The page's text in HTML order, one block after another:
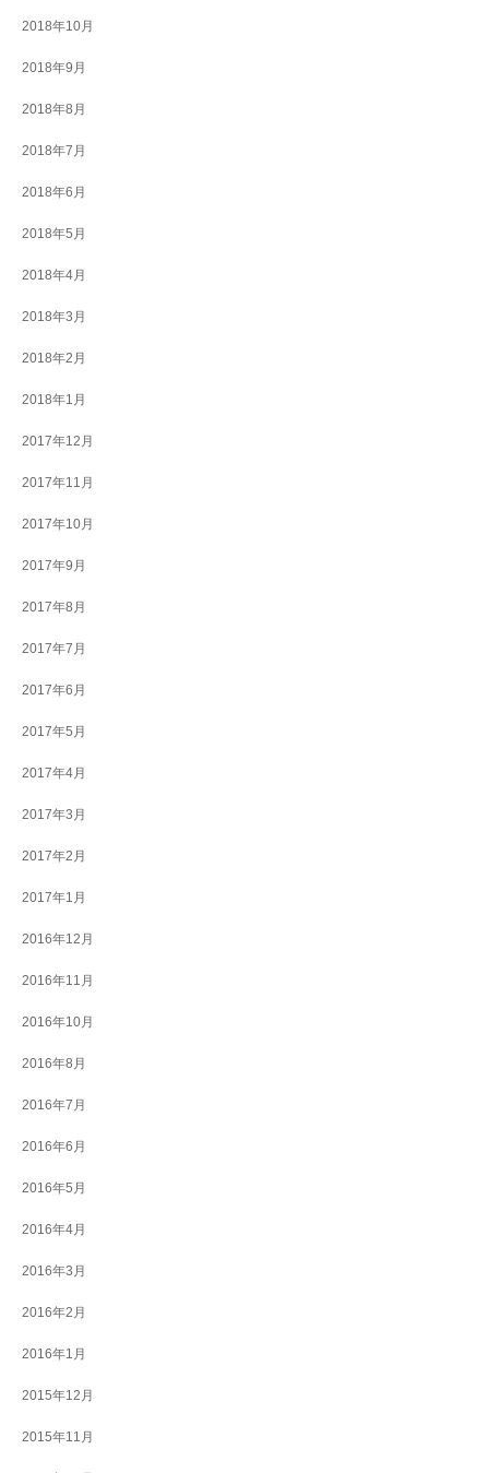
2018年10月
2018年9月
2018年8月
2018年7月
2018年6月
2018年5月
2018年4月
2018年3月
2018年2月
2018年1月
2017年12月
2017年11月
2017年10月
2017年9月
2017年8月
2017年7月
2017年6月
2017年5月
2017年4月
2017年3月
2017年2月
2017年1月
2016年12月
2016年11月
2016年10月
2016年8月
2016年7月
2016年6月
2016年5月
2016年4月
2016年3月
2016年2月
2016年1月
2015年12月
2015年11月